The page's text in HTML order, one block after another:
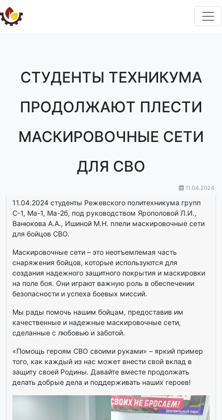
СТУДЕНТЫ ТЕХНИКУМА
ПРОДОЛЖАЮТ ПЛЕСТИ
МАСКИРОВОЧНЫЕ СЕТИ
ДЛЯ СВО
11.04.2024
11.04.2024 студенты Режевского политехникума групп
С-1, Ма-1, Ма-2б, под руководством Ярополовой Л.И.,
Ванюкова А.А., Ишиной М.Н. плели маскировочные сети
для бойцов СВО.
Маскировочные сети – это неотъемлемая часть
снаряжения бойцов, которые используются для
создания надежного защитного покрытия и маскировки
на поле боя. Они играют важную роль в обеспечении
безопасности и успеха боевых миссий.
Мы рады помочь нашим бойцам, предоставив им
качественные и надежные маскировочные сети,
сделанные с любовью и заботой.
«Помощь героям СВО своими руками» – яркий пример
того, как каждый из нас может внести свой вклад в
защиту своей Родины. Давайте вместе продолжать
делать добрые дела и поддерживать наших героев!